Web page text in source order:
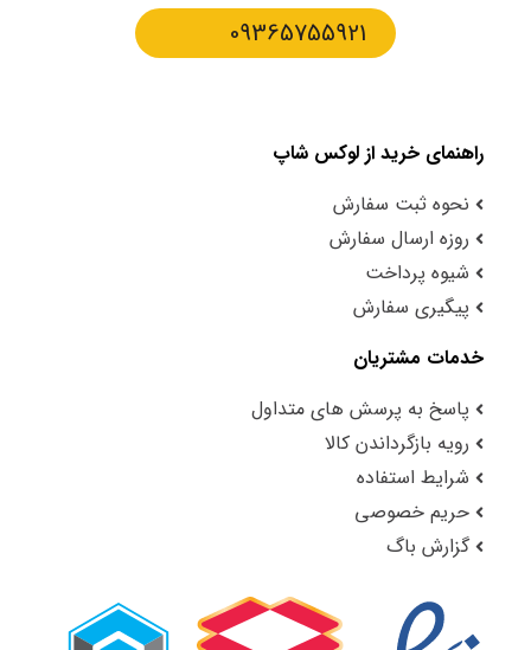
09365755921
راهنمای خرید از لوکس شاپ
نحوه ثبت سفارش
روزه ارسال سفارش
شیوه پرداخت
پیگیری سفارش
خدمات مشتریان
پاسخ به پرسش های متداول
رویه بازگرداندن کالا
شرایط استفاده
حریم خصوصی
گزارش باگ